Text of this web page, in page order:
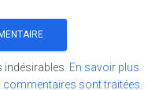
indésirables. En savoir plus
sont traitées